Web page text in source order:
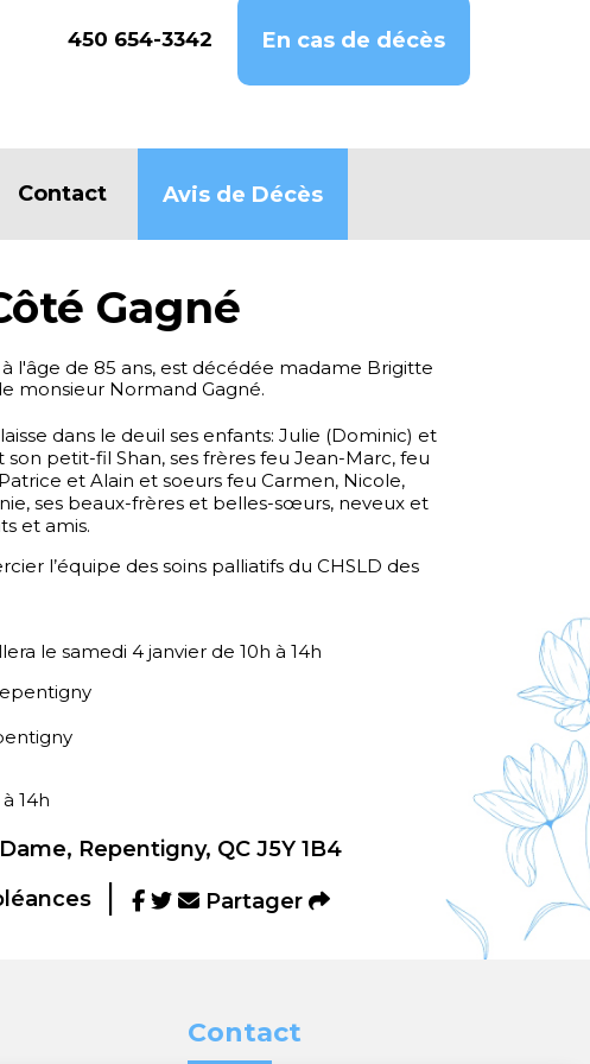
450 654-3342 En cas de décès
Contact Avis de Décès
Gagné
l'âge de 85 ans, est décédée madame Brigitte
monsieur Normand Gagné.
dans le deuil ses enfants: Julie (Dominic) et
son petit-fil Shan, ses frères feu Jean-Marc, feu
et Alain et soeurs feu Carmen, Nicole,
ses beaux-frères et belles-sœurs, neveux et
et amis.
l’équipe des soins palliatifs du CHSLD des
le samedi 4 janvier de 10h à 14h
14h
Repentigny, QC J5Y 1B4
Partager
Contact